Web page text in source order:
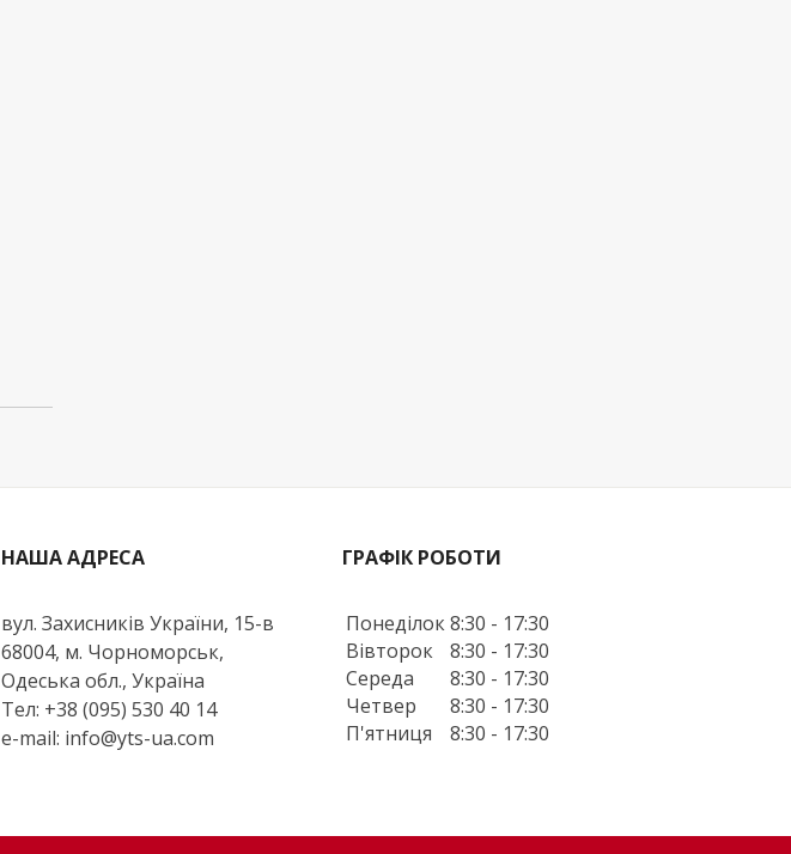
НАША АДРЕСА
вул. Захисників України, 15-в
68004, м. Чорноморськ,
Одеська обл., Україна
Тел: +38 (095) 530 40 14
e-mail: info@yts-ua.com
ГРАФІК РОБОТИ
Понеділок8:30 - 17:30
Вівторок
8:30 - 17:30
Середа
8:30 - 17:30
Четвер
8:30 - 17:30
П'ятниця
8:30 - 17:30